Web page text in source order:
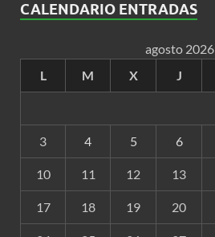
CALENDARIO ENTRADAS
agosto 2026
L
M X J
3 4 5 6
10 11 12 13
17 18 19 20